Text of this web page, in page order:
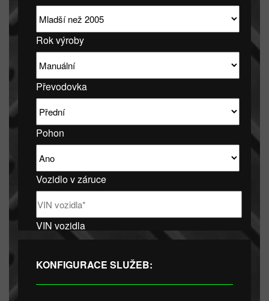
Rok výroby
Převodovka
Pohon
Vozidlo v záruce
VIN vozidla
KONFIGURACE SLUŽEB: